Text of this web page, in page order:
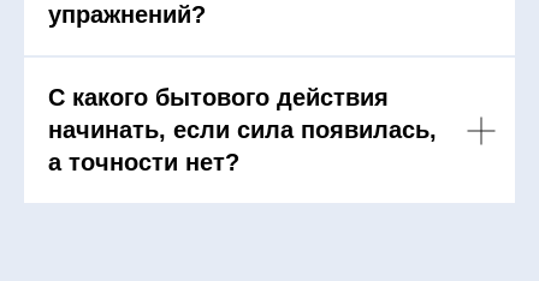
упражнений?
С какого бытового действия
начинать, если сила появилась,
а точности нет?